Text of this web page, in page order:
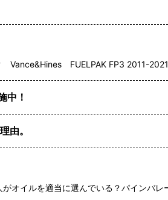
Vance&Hines FUELPAK FP3 2011-2021
中！
由。
オイルを適当に選んでいる？パインバレ